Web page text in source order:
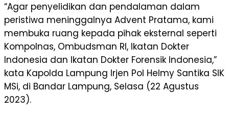
“Agar penyelidikan dan pendalaman dalam
peristiwa meninggalnya Advent Pratama, kami
membuka ruang kepada pihak eksternal seperti
Kompolnas, Ombudsman RI, Ikatan Dokter
Indonesia dan Ikatan Dokter Forensik Indonesia,”
kata Kapolda Lampung Irjen Pol Helmy Santika SIK
MSi, di Bandar Lampung, Selasa (22 Agustus
2023).